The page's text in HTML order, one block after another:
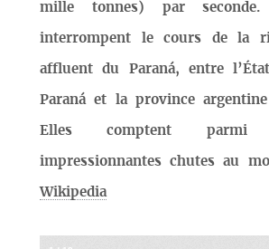
mille tonnes) par seconde.
interrompent le cours de la
affluent du Paraná, entre
Paraná et la province
Elles comptent
impressionnantes chutes au
Wikipedia